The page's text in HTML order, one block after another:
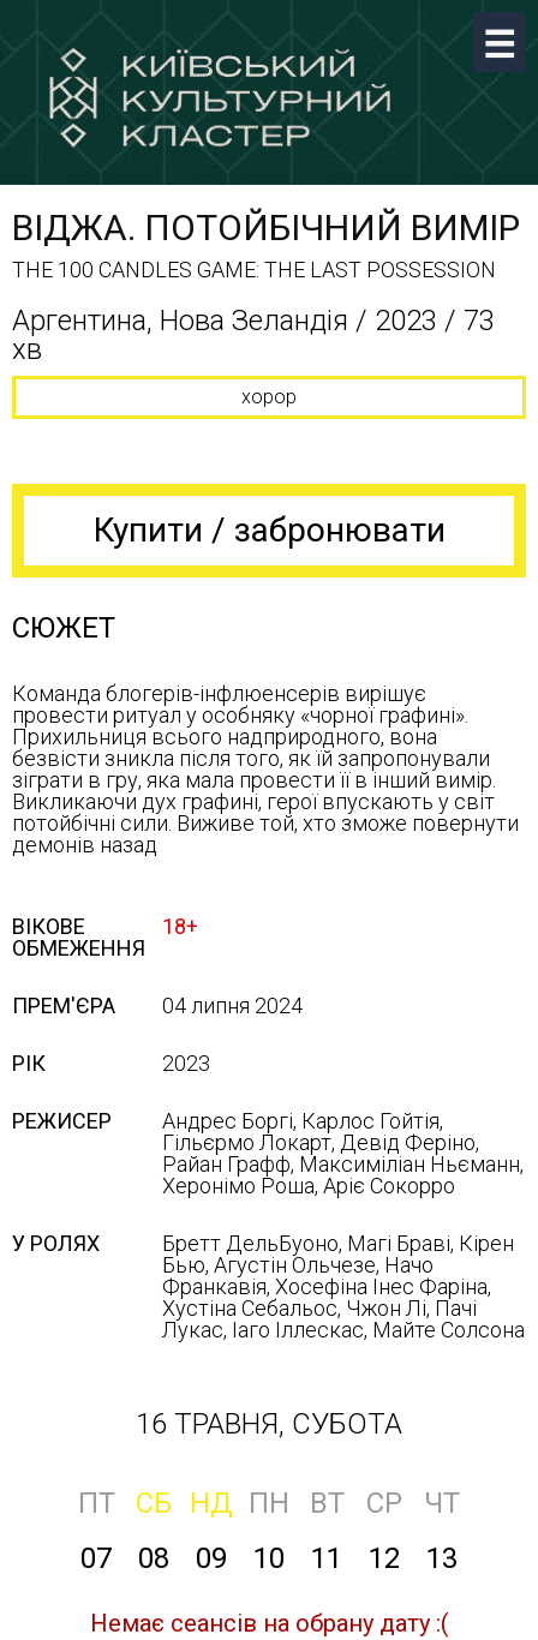
ВІДЖА. ПОТОЙБІЧНИЙ ВИМІР
THE 100 CANDLES GAME: THE LAST POSSESSION
Аргентина, Нова Зеландія / 2023 / 73
хв
хорор
Купити / забронювати
СЮЖЕТ
Команда блогерів-інфлюенсерів вирішує
провести ритуал у особняку «чорної графині».
Прихильниця всього надприродного, вона
безвісти зникла після того, як їй запропонували
зіграти в гру, яка мала провести її в інший вимір.
Викликаючи дух графині, герої впускають у світ
потойбічні сили. Виживе той, хто зможе повернути
демонів назад
ВІКОВЕ
ОБМЕЖЕННЯ
18+
ПРЕМ'ЄРА 04 липня 2024
РІК 2023
РЕЖИСЕР
Андрес Боргі, Карлос Гойтія,
Гільєрмо Локарт, Девід Феріно,
Райан Графф, Максиміліан Ньєманн,
Херонімо Роша, Аріє Сокорро
У РОЛЯХ
Бретт ДельБуоно, Магі Браві, Кірен
Бью, Агустін Ольчезе, Начо
Франкавія, Хосефіна Інес Фаріна,
Хустіна Себальос, Чжон Лі, Пачі
Лукас, Іаго Іллескас, Майте Солсона
16 ТРАВНЯ, СУБОТА
ПТ СБ НД ПН ВТ СР
ЧТ
07
08 09 10 11 12 13
Немає сеансів на обрану дату :(